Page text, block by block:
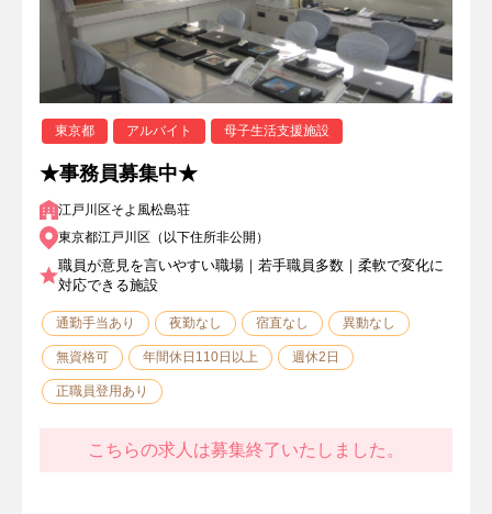
東京都 アルバイト 母子生活支援施設
★事務員募集中★
江戸川区そよ風松島荘
東京都江戸川区（以下住所非公開）
職員が意見を言いやすい職場｜若手職員多数｜柔軟で変化に
対応できる施設
通勤手当あり 夜勤なし 宿直なし 異動なし
無資格可 年間休日110日以上 週休2日
正職員登用あり
こちらの求人は募集終了いたしました。